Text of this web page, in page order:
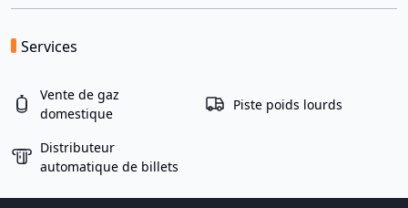
Services
Vente de gaz
domestique
Piste poids lourds
Distributeur
automatique de billets